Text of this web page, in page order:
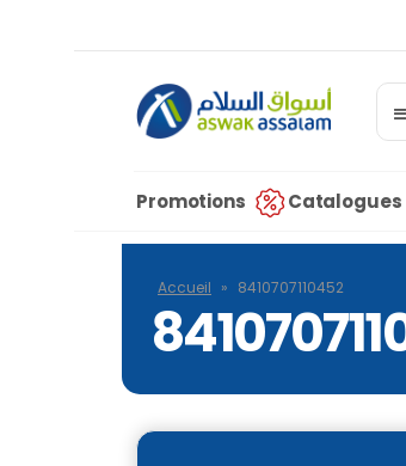
Promotions Catalogues
Accueil » 8410707110452